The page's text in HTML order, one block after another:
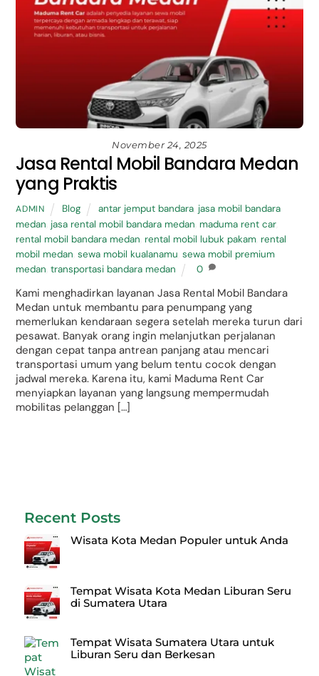
November 24, 2025
Jasa Rental Mobil Bandara Medan
yang Praktis
ADMIN Blog antar jemput bandara, jasa mobil bandara
medan jasa rental mobil bandara medan maduma rent car
rental mobil bandara medan rental mobil lubuk pakam rental
mobil medan ,sewa mobil kualanamu ,sewa mobil premium
medan ,transportasi bandara medan 0
Kami menghadirkan layanan Jasa Rental Mobil Bandara
Medan untuk membantu para penumpang yang
memerlukan kendaraan segera setelah mereka turun dari
pesawat. Banyak orang ingin melanjutkan perjalanan
dengan cepat tanpa antrean panjang atau mencari
transportasi umum yang belum tentu cocok dengan
jadwal mereka. Karena itu, kami Maduma Rent Car
menyiapkan layanan yang langsung mempermudah
mobilitas pelanggan […]
Recent Posts
Wisata Kota Medan Populer untuk Anda
Tempat Wisata Kota Medan Liburan Seru
di Sumatera Utara
Tempat Wisata Sumatera Utara untuk
Liburan Seru dan Berkesan